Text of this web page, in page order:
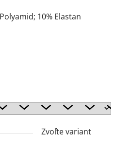
10% Elastan
Zvoľte variant